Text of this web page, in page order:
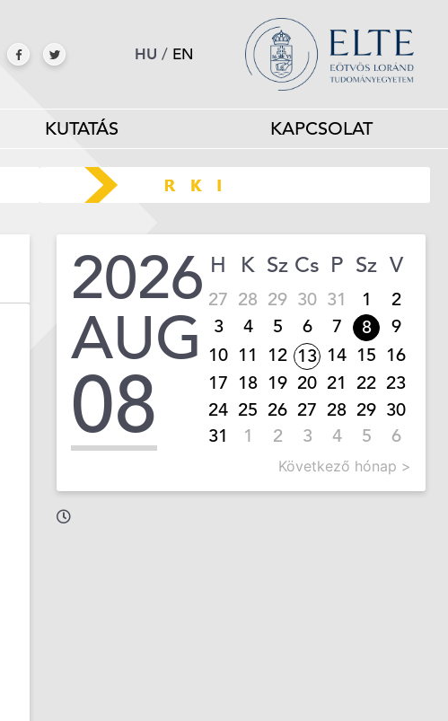
HU / EN
KUTATÁS KAPCSOLAT
2026
AUG
08
H K Sz Cs P Sz V
27 28 29 30 31 1
2
3
4 5 6 7 8
9
10 11 12 13 14 15 16
17 18 19 20 21 22 23
24 25 26 27 28 29 30
31
1 2 3 4 5 6
Következő hónap >